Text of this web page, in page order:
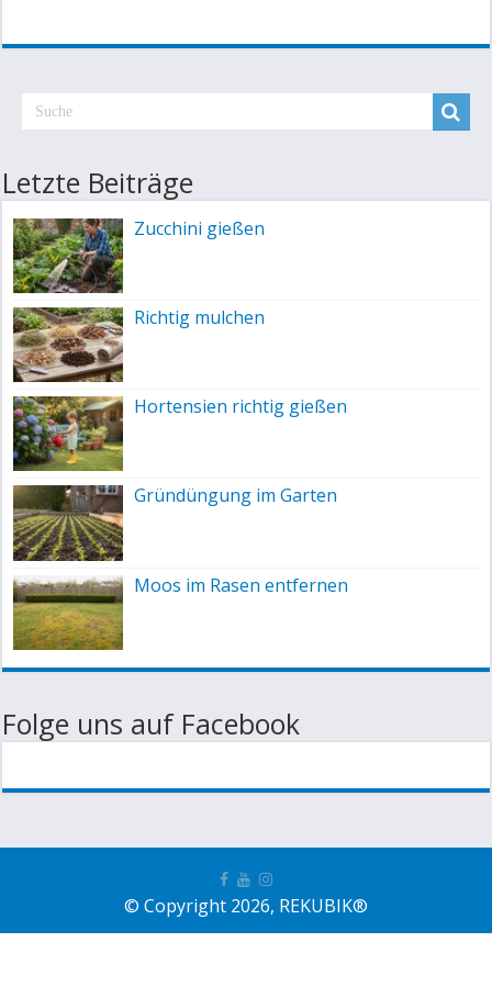
Letzte Beiträge
Zucchini gießen
Richtig mulchen
Hortensien richtig gießen
Gründüngung im Garten
Moos im Rasen entfernen
Folge uns auf Facebook
© Copyright 2026, REKUBIK®